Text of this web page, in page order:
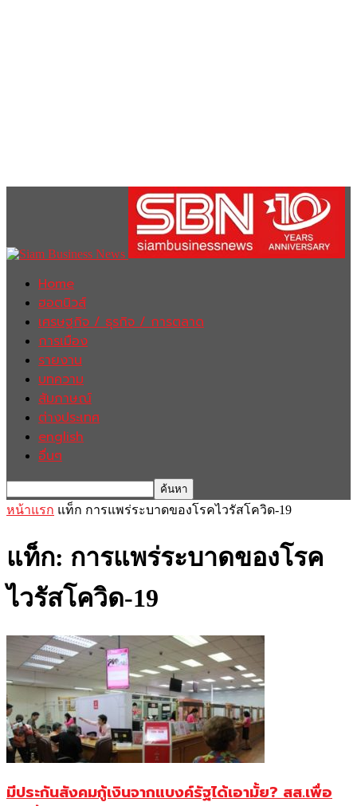
Home
ฮอตนิวส์
เศรษฐกิจ / ธุรกิจ / การตลาด
การเมือง
รายงาน
บทความ
สัมภาษณ์
ต่างประเทศ
english
อื่นๆ
หน้าแรก แท็ก การแพร่ระบาดของโรคไวรัสโควิด-19
แท็ก: การแพร่ระบาดของโรค
ไวรัสโควิด-19
มีประกันสังคมกู้เงินจากแบงค์รัฐได้เอามั้ย? สส.เพื่อ